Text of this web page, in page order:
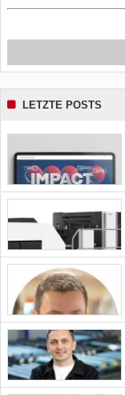
LETZTE POSTS